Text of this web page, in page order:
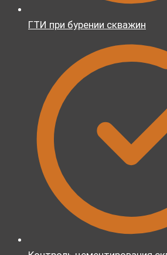
ГТИ при бурении скважин